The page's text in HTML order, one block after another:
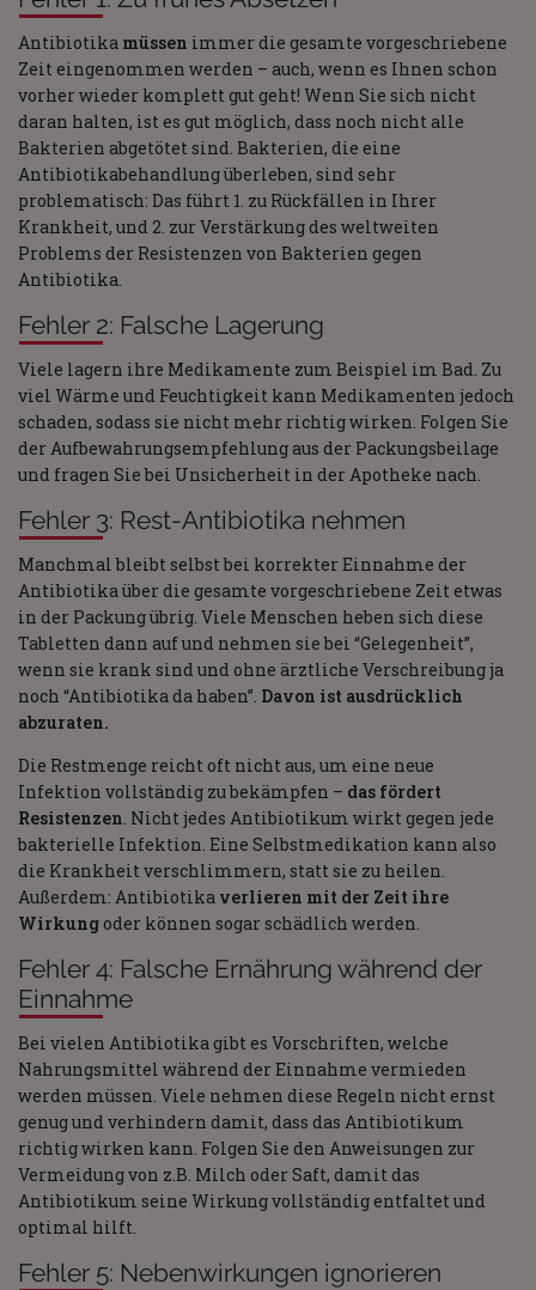
Antibiotika müssen immer die gesamte vorgeschriebene
Zeit eingenommen werden – auch, wenn es Ihnen schon
vorher wieder komplett gut geht! Wenn Sie sich nicht
daran halten, ist es gut möglich, dass noch nicht alle
Bakterien abgetötet sind. Bakterien, die eine
Antibiotikabehandlung überleben, sind sehr
problematisch: Das führt 1. zu Rückfällen in Ihrer
Krankheit, und 2. zur Verstärkung des weltweiten
Problems der Resistenzen von Bakterien gegen
Antibiotika.
Fehler 2: Falsche Lagerung
Viele lagern ihre Medikamente zum Beispiel im Bad. Zu
viel Wärme und Feuchtigkeit kann Medikamenten jedoch
schaden, sodass sie nicht mehr richtig wirken. Folgen Sie
der Aufbewahrungsempfehlung aus der Packungsbeilage
und fragen Sie bei Unsicherheit in der Apotheke nach.
Fehler 3: Rest-Antibiotika nehmen
Manchmal bleibt selbst bei korrekter Einnahme der
Antibiotika über die gesamte vorgeschriebene Zeit etwas
in der Packung übrig. Viele Menschen heben sich diese
Tabletten dann auf und nehmen sie bei “Gelegenheit”,
wenn sie krank sind und ohne ärztliche Verschreibung ja
noch “Antibiotika da haben”. Davon ist ausdrücklich
abzuraten.
Die Restmenge reicht oft nicht aus, um eine neue
Infektion vollständig zu bekämpfen – das fördert
Resistenzen. Nicht jedes Antibiotikum wirkt gegen jede
bakterielle Infektion. Eine Selbstmedikation kann also
die Krankheit verschlimmern, statt sie zu heilen.
Außerdem: Antibiotika verlieren mit der Zeit ihre
Wirkungoder können sogar schädlich werden.
Fehler 4: Falsche Ernährung während der
Einnahme
Bei vielen Antibiotika gibt es Vorschriften, welche
Nahrungsmittel während der Einnahme vermieden
werden müssen. Viele nehmen diese Regeln nicht ernst
genug und verhindern damit, dass das Antibiotikum
richtig wirken kann. Folgen Sie den Anweisungen zur
Vermeidung von z.B. Milch oder Saft, damit das
Antibiotikum seine Wirkung vollständig entfaltet und
optimal hilft.
Fehler 5: Nebenwirkungen ignorieren